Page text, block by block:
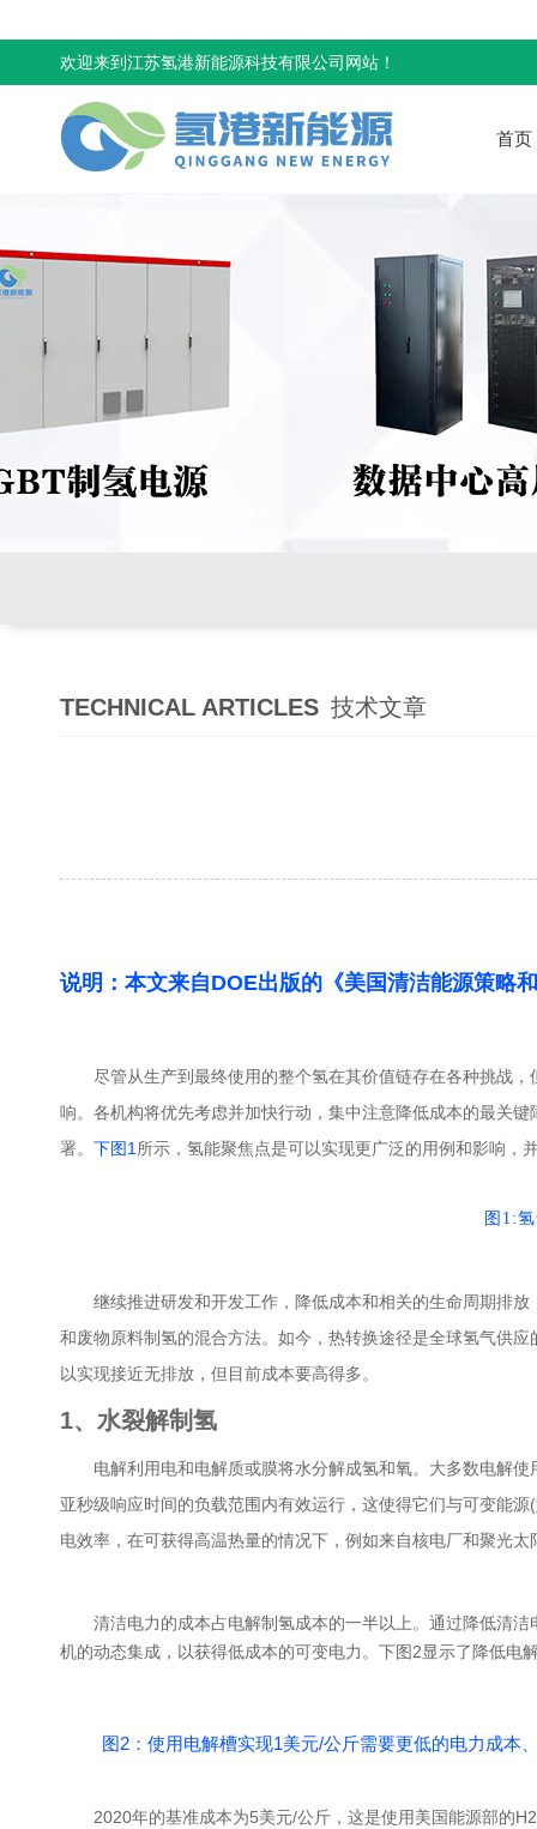
欢迎来到江苏氢港新能源科技有限公司网站！
首页
TECHNICAL ARTICLES 技术文章
说明：本文来自DOE出版的《美国清洁能源策略
尽管从生产到最终使用的整个氢在其价值链存在各种挑战
响。各机构将优先考虑并加快行动，集中注意降低成本的最关
署。 下图1 所示，氢能聚焦点是可以实现更广泛的用例和影响，
图1:
继续推进研发和开发工作，降低成本和相关的生命周期排
和废物原料制氢的混合方法。如今，热转换途径是全球氢气供
以实现接近无排放，但目前成本要高得多。
1、水裂解制氢
电解利用电和电解质或膜将水分解成氢和氧。大多数电解
亚秒级响应时间的负载范围内有效运行，这使得它们与可变能
电效率，在可获得高温热量的情况下，例如来自核电厂和聚光
清洁电力的成本占电解制氢成本的一半以上。通过降低清
机的动态集成，以获得低成本的可变电力。下图2显示了降低电
图2：使用电解槽实现1美元/公斤需要更低的电力成本
2020年的基准成本为5美元/公斤，这是使用美国能源部的H2